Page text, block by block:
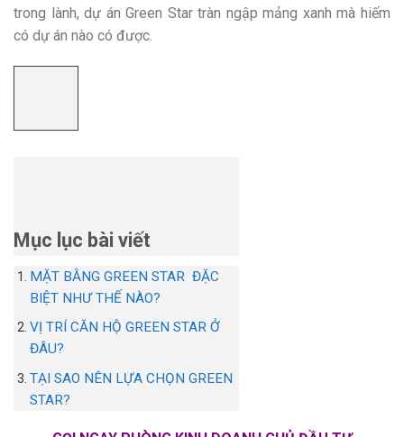
trong lành, dự án Green Star tràn ngập mảng xanh mà hiếm
có dự án nào có được.
Mục lục bài viết
MẶT BẰNG GREEN STAR ĐẶC
BIỆT NHƯ THẾ NÀO?
VỊ TRÍ CĂN HỘ GREEN STAR Ở
ĐÂU?
TẠI SAO NÊN LỰA CHỌN GREEN
STAR?